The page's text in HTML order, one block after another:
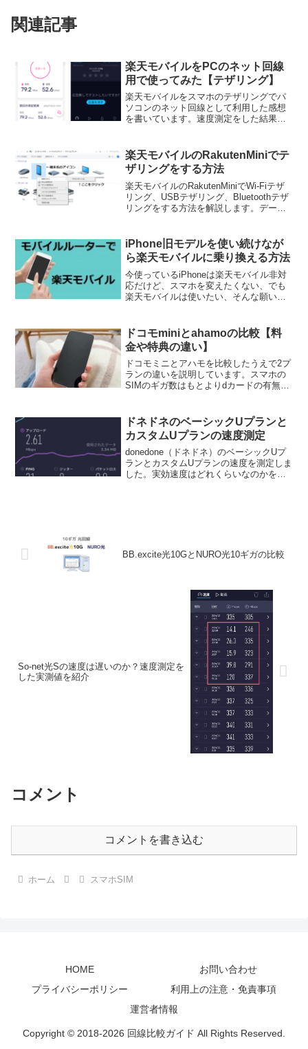
関連記事
楽天モバイルをPCのネット回線
用で使ってみた【テザリング】
楽天モバイルをスマホのテザリングでパ
ソコンのネット回線として利用した感想
を書いています。速度測定をした結果も
楽天モバイルのRakutenMiniでテ
ザリングをする方法
楽天モバイルのRakutenMiniでWi-Fiテザ
リング、USBテザリング、Bluetoothテザ
リングをする方法を解説します。データ
制限で使えます。
iPhone旧モデルを使い続けなが
ら楽天モバイルに乗り換える方法
今使っているiPhoneは楽天モバイル非対
応だけど、スマホを変えたくない、でも
楽天モバイルは使いたい、そんな願いを
ポケットWiFiが欲しい人も注目です。
ドコモminiとahamoの比較【料
金や特典の違い】
ドコモミニとアハモを比較したうえで2プ
ランの違いを説明しています。スマホの
SIMのギガ数はもとよりdカードの有無や
びましょう。
ドネドネのベーシックUプランと
カスタムUプランの速度測定
donedone（ドネドネ）のベーシックUプ
ランとカスタムUプランの速度を測定しま
した。実効速度はどれくらいなのかを知
BB.excite光10GとNURO光10ギガの比較
So-net光Sの速度は遅いのか？速度測定を
した実測値を紹介
コメント
コメントを書き込む
ホーム スマホSIM
HOME
お問い合わせ
プライバシーポリシー
利用上の注意・免責事項
運営者情報
Copyright © 2018-2026 回線比較ガイド All Rights Reserved.